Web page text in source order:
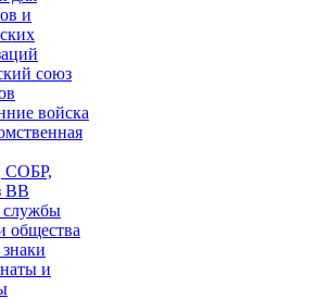
и
союз
войска
ВВ
общества
и